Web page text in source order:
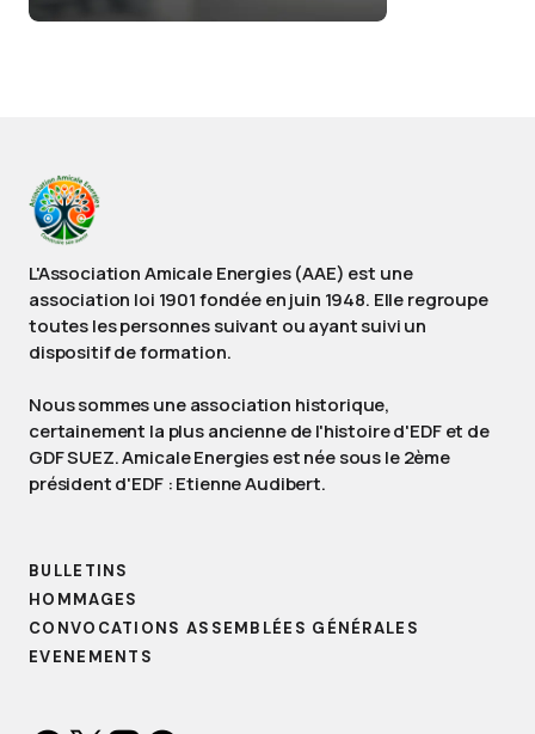
L'Association Amicale Energies (AAE) est une
association loi 1901 fondée en juin 1948. Elle regroupe
toutes les personnes suivant ou ayant suivi un
dispositif de formation.
Nous sommes une association historique,
certainement la plus ancienne de l'histoire d'EDF et de
GDF SUEZ. Amicale Energies est née sous le 2ème
président d'EDF : Etienne Audibert.
BULLETINS
HOMMAGES
CONVOCATIONS ASSEMBLÉES GÉNÉRALES
EVENEMENTS